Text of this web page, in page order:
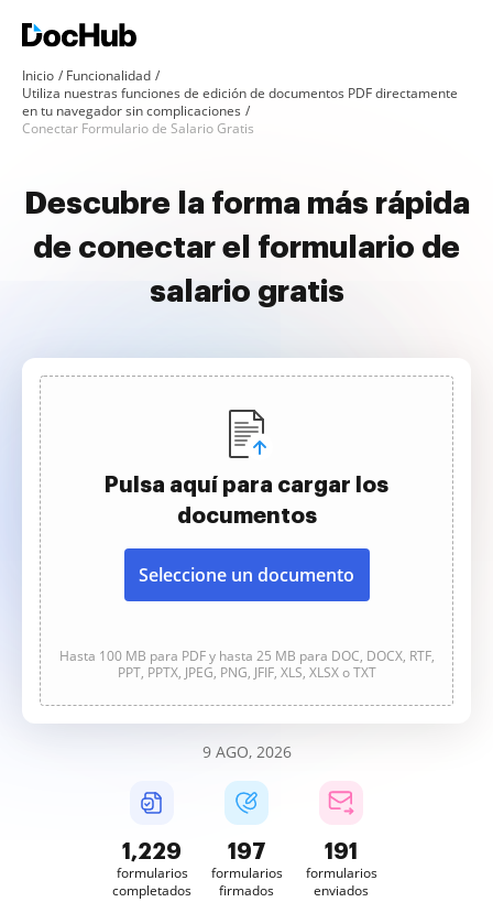
Inicio
Funcionalidad
Utiliza nuestras funciones de edición de documentos PDF directamente
en tu navegador sin complicaciones
Conectar Formulario de Salario Gratis
Descubre la forma más rápida
de conectar el formulario de
salario gratis
Pulsa aquí para cargar los
documentos
Seleccione un documento
Hasta 100 MB para PDF y hasta 25 MB para DOC, DOCX, RTF,
PPT, PPTX, JPEG, PNG, JFIF, XLS, XLSX o TXT
9 AGO, 2026
1,229
formularios
completados
197
formularios
firmados
191
formularios
enviados